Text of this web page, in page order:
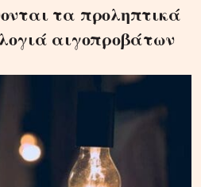
τα προληπτικά
αιγοπροβάτων